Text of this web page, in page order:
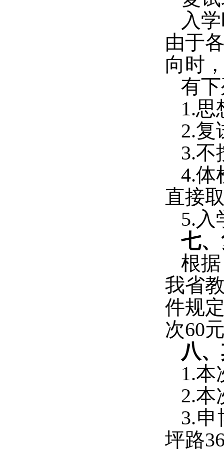
入
由于
向时
有
1.思
2.复
3.不
4.体
直接
5.入
七
根
我省
件规
次60
八
1.本
2.本
3.申
坪路